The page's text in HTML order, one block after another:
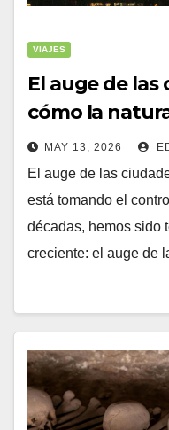
VIAJES
El auge de las
cómo la
el control
MAY 13, 2026
El auge de las
está tomando el
décadas, hemos sido
creciente: el auge de